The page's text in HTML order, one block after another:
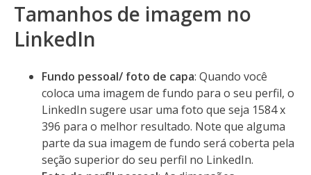
Tamanhos de imagem no
LinkedIn
Fundo pessoal/ foto de capa: Quando você
coloca uma imagem de fundo para o seu perfil, o
LinkedIn sugere usar uma foto que seja 1584 x
396 para o melhor resultado. Note que alguma
parte da sua imagem de fundo será coberta pela
seção superior do seu perfil no LinkedIn.